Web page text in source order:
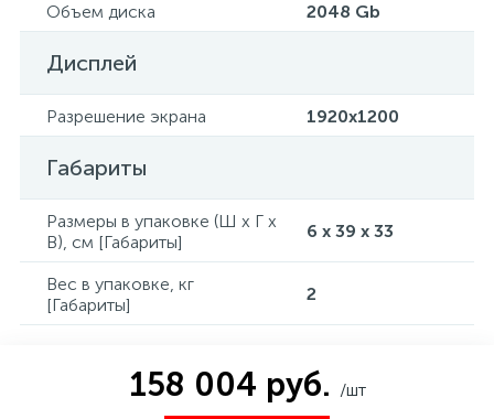
Объем диска
2048 Gb
Дисплей
Разрешение экрана 1920x1200
Габариты
Размеры в упаковке (Ш x Г x
В), см [Габариты]
6 x 39 x 33
Вес в упаковке, кг
[Габариты]
2
158 004 руб. /шт